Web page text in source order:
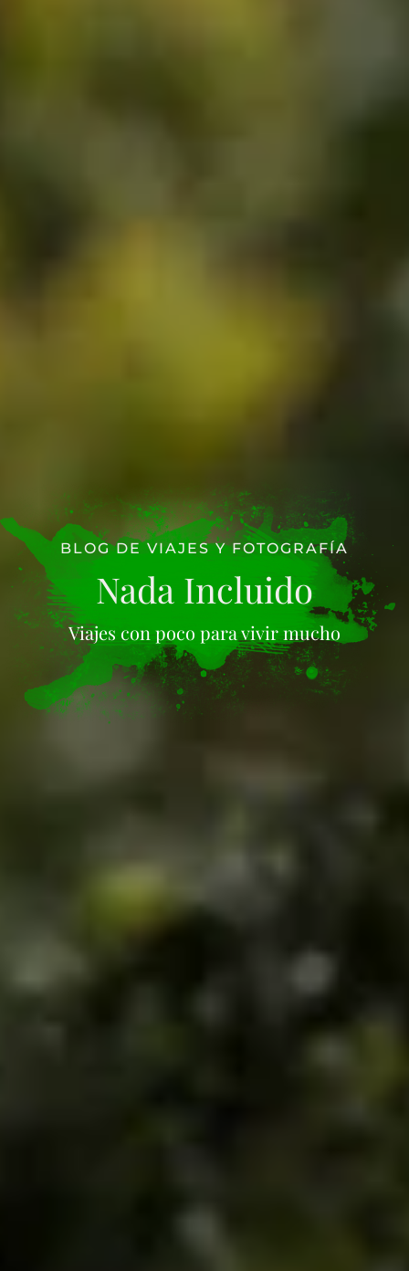
BLOG DE VIAJES Y FOTOGRAFÍA
Nada Incluido
Viajes con poco para vivir mucho